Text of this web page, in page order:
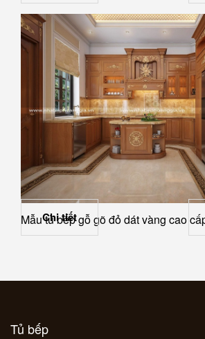
Mẫu tủ bếp gỗ gõ đỏ dát vàng cao
Chi tiết
Tủ bếp